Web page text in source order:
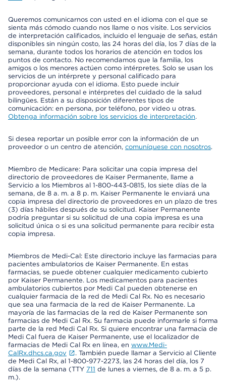
Queremos comunicarnos con usted en el idioma con el que se
sienta más cómodo cuando nos llame o nos visite. Los servicios
de interpretación calificados, incluido el lenguaje de señas, están
disponibles sin ningún costo, las 24 horas del día, los 7 días de la
semana, durante todos los horarios de atención en todos los
puntos de contacto. No recomendamos que la familia, los
amigos o los menores actúen como intérpretes. Solo se usan los
servicios de un intérprete y personal calificado para
proporcionar ayuda con el idioma. Esto puede incluir
proveedores, personal e intérpretes del cuidado de la salud
bilingües. Están a su disposición diferentes tipos de
comunicación: en persona, por teléfono, por video u otras.
Obtenga información sobre los servicios de interpretación.
Si desea reportar un posible error con la información de un
proveedor o un centro de atención, comuníquese con nosotros.
Miembro de Medicare: Para solicitar una copia impresa del
directorio de proveedores de Kaiser Permanente, llame a
Servicio a los Miembros al 1-800-443-0815, los siete días de la
semana, de 8 a. m. a 8 p. m. Kaiser Permanente le enviará una
copia impresa del directorio de proveedores en un plazo de tres
(3) días hábiles después de su solicitud. Kaiser Permanente
podría preguntar si su solicitud de una copia impresa es una
solicitud única o si es una solicitud permanente para recibir esta
copia impresa.
Miembros de Medi-Cal: Este directorio incluye las farmacias para
pacientes ambulatorios de Kaiser Permanente. En estas
farmacias, se puede obtener cualquier medicamento cubierto
por Kaiser Permanente. Los medicamentos para pacientes
ambulatorios cubiertos por Medi Cal pueden obtenerse en
cualquier farmacia de la red de Medi Cal Rx. No es necesario
que sea una farmacia de la red de Kaiser Permanente. La
mayoría de las farmacias de la red de Kaiser Permanente son
farmacias de Medi Cal Rx. Su farmacia puede informarle si forma
parte de la red Medi Cal Rx. Si quiere encontrar una farmacia de
Medi Cal fuera de Kaiser Permanente, use el localizador de
farmacias de Medi Cal Rx en línea, en www.Medi-
CalRx.dhcs.ca.gov
. También puede llamar a Servicio al Cliente
de Medi Cal Rx, al 1-800-977-2273, las 24 horas del día, los 7
días de la semana (TTY 711 de lunes a viernes, de 8 a. m. a 5 p.
m.).